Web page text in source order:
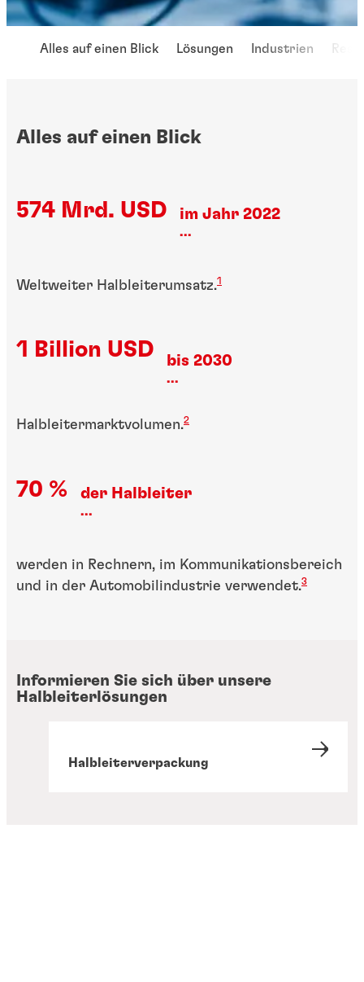
Alles auf einen Blick Lösungen Industrien
Alles auf einen Blick
574 Mrd. USD im Jahr 2022
...
Weltweiter Halbleiterumsatz.1
1 Billion USD bis 2030
...
Halbleitermarktvolumen.2
70 % der Halbleiter
...
werden in Rechnern, im Kommunikationsbereich
und in der Automobilindustrie verwendet.3
Informieren Sie sich über unsere
Halbleiterlösungen
Halbleiterverpackung